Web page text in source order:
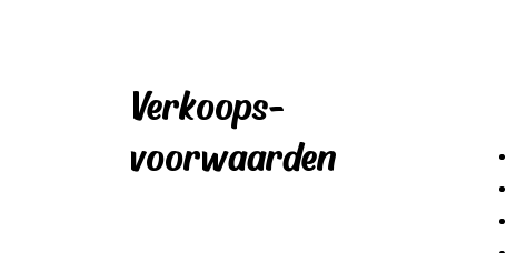
Verkoops-
voorwaarden